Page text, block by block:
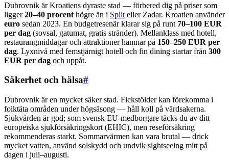
Dubrovnik är Kroatiens dyraste stad — förbered dig på priser som
ligger20–40 procent högre än i Split eller Zadar. Kroatien använder
euro sedan 2023. En budgetresenär klarar sig på runt 70–100 EUR
per dag (sovsal, gatumat, gratis stränder). Mellanklass med hotell,
restaurangmiddagar och attraktioner hamnar på 150–250 EUR per
dag. Lyxnivå med femstjärnigt hotell och fin dining startar från 300
EUR per dag och uppåt.
Säkerhet och hälsa#
Dubrovnik är en mycket säker stad. Fickstölder kan förekomma i
folktäta områden under högsäsong — håll koll på värdsakerna.
Sjukvården är god; som svensk EU-medborgare täcks du av ditt
europeiska sjukförsäkringskort (EHIC), men reseförsäkring
rekommenderas starkt. Sommarvärmen kan vara brutal — drick
mycket vatten, använd solskydd och undvik sightseeing mitt på
dagen i juli–augusti.